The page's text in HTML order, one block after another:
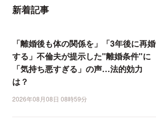
新着記事
「離婚後も体の関係を」「3年後に再婚
する」不倫夫が提示した"離婚条件"に
「気持ち悪すぎる」の声…法的効力
は？
2026年08月08日 08時59分